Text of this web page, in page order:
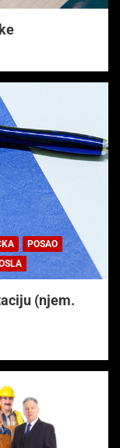
POSAO
(njem.